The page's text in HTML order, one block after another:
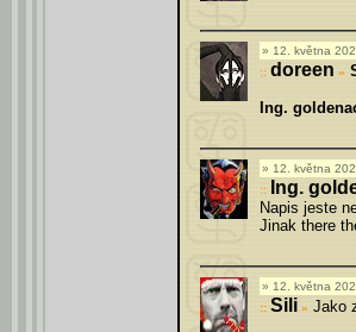
12. května
doreen »
Ing.
12. května
Ing.
Napis jeste
Jinak there
12. května
Sili » Jako